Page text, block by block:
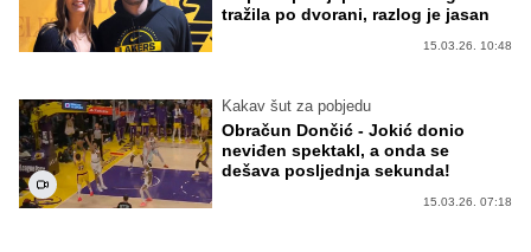
tražila po dvorani, razlog je jasan
15.03.26. 10:48
Kakav šut za pobjedu
Obračun Dončić - Jokić donio
neviđen spektakl, a onda se
dešava posljednja sekunda!
15.03.26. 07:18